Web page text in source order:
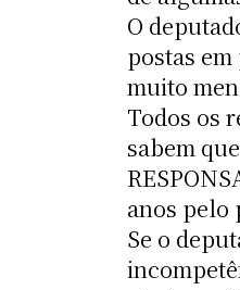
O
postas
muito
Todos os
sabem
anos pelo
Se o